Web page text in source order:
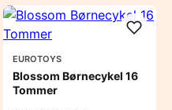
EUROTOYS
Blossom Børnecykel 16
Tommer